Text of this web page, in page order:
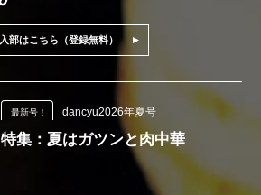
入部はこちら（登録無料）
最新号！ dancyu2026年夏号
特集：夏はガツンと肉中華